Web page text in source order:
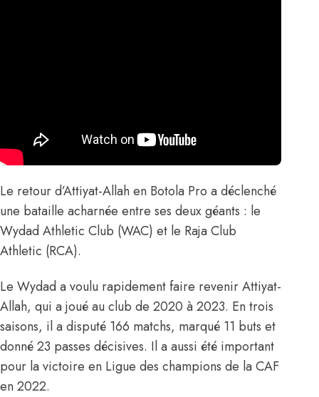
Le retour d’Attiyat-Allah en Botola Pro a déclenché
une bataille acharnée entre ses deux géants : le
Wydad Athletic Club (WAC) et le Raja Club
Athletic (RCA).
Le Wydad a voulu rapidement faire revenir Attiyat-
Allah, qui a joué au club de 2020 à 2023. En trois
saisons, il a disputé 166 matchs, marqué 11 buts et
donné 23 passes décisives. Il a aussi été important
pour la victoire en Ligue des champions de la CAF
en 2022.